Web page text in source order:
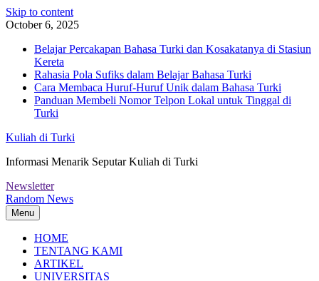
Skip to content
October 6, 2025
Belajar Percakapan Bahasa Turki dan Kosakatanya di Stasiun
Kereta
Rahasia Pola Sufiks dalam Belajar Bahasa Turki
Cara Membaca Huruf-Huruf Unik dalam Bahasa Turki
Panduan Membeli Nomor Telpon Lokal untuk Tinggal di
Turki
Kuliah di Turki
Informasi Menarik Seputar Kuliah di Turki
Newsletter
Random News
Menu
HOME
TENTANG KAMI
ARTIKEL
UNIVERSITAS